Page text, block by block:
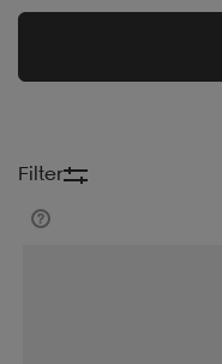
Filter